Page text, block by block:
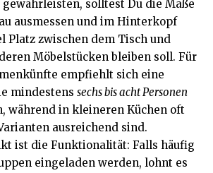
solltest Du die Maße
ausmessen und im Hinterkopf
Platz zwischen dem Tisch und
Möbelstücken bleiben soll. Für
empfiehlt sich eine
mindestens sechs bis acht Personen
während in kleineren Küchen oft
ausreichend sind.
ist die Funktionalität: Falls häufig
eingeladen werden, lohnt es